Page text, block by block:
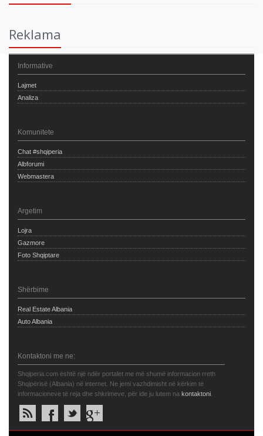
Reklama
Informative
Lajmet
Analiza
Komunitete
Chat #shqiperia
Albforumi
Webmastera
Argetim
Lojra
Gazmore
Foto Shqiptare
Shërbime
Real Estate Albania
Auto Albania
Kontaktoni me ne:
Shqiperia.com është një ndër portalet me më shumë informacion rreth
Shqipërisë (Albania) në internet. Ne jemi vazhdimisht në kërkim të
informacioneve të reja dhe shkrimeve, për ide ju lutem na kontaktoni